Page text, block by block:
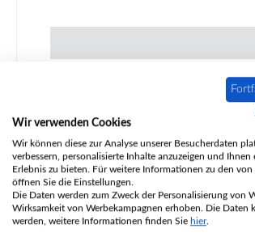
Wir verwenden Cookies
Wir können diese zur Analyse unserer Besucherdaten
verbessern, personalisierte Inhalte anzuzeigen und Ihnen
Erlebnis zu bieten. Für weitere Informationen zu den
öffnen Sie die Einstellungen.
Die Daten werden zum Zweck der Personalisierung von
Wirksamkeit von Werbekampagnen erhoben. Die Daten
werden, weitere Informationen finden Sie hier.